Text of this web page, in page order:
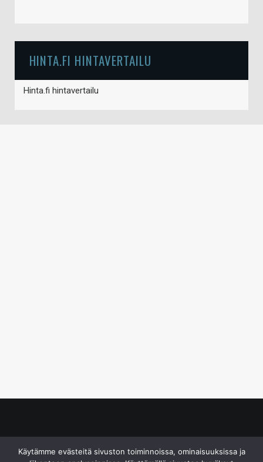
HINTA.FI HINTAVERTAILU
Hinta.fi hintavertailu
Käytämme evästeitä sivuston toiminnoissa, ominaisuuksissa ja